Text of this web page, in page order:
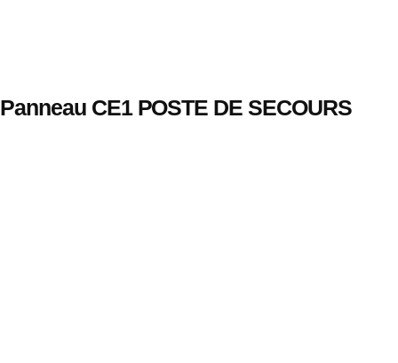
Panneau CE1 POSTE DE SECOURS